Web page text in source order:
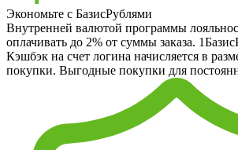
Экономьте с БазисРублями
Внутренней валютой программы
оплачивать до 2% от суммы заказа.
Кэшбэк на счет логина начисляется в
покупки. Выгодные покупки для